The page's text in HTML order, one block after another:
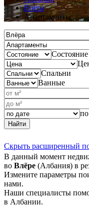
Влёра
Апартаменты
Состояние
Спальни
Ванные
Найти
Скрыть расширенный
В данный момент
во Влёре (Албания) в
Измените параметры
нами.
Наши специалисты
в Албании.